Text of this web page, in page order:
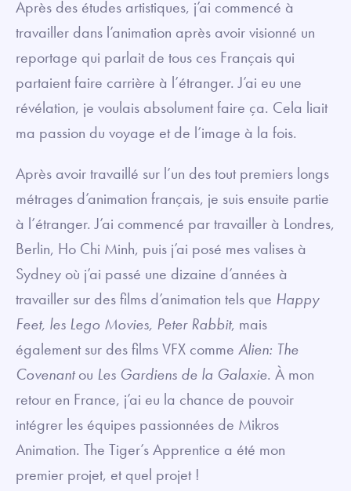
Après des études artistiques, j’ai commencé à
travailler dans l’animation après avoir visionné un
reportage qui parlait de tous ces Français qui
partaient faire carrière à l’étranger. J’ai eu une
révélation, je voulais absolument faire ça. Cela liait
ma passion du voyage et de l’image à la fois.
Après avoir travaillé sur l’un des tout premiers longs
métrages d’animation français, je suis ensuite partie
à l’étranger. J’ai commencé par travailler à Londres,
Berlin, Ho Chi Minh, puis j’ai posé mes valises à
Sydney où j’ai passé une dizaine d’années à
travailler sur des films d’animation tels que Happy
Feet, les Lego Movies, Peter Rabbit, mais
également sur des films VFX comme Alien: The
Covenantou Les Gardiens de la Galaxie. À mon
retour en France, j’ai eu la chance de pouvoir
intégrer les équipes passionnées de Mikros
Animation. The Tiger’s Apprentice a été mon
premier projet, et quel projet !